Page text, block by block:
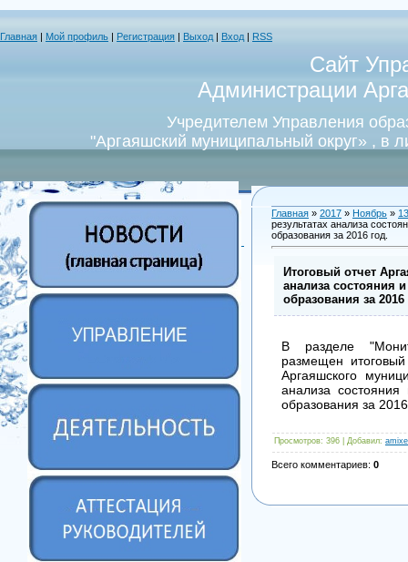
Главная Мой профиль Регистрация Выход Вход RSS
Сайт
Администрации
Учредителем Управления
"Аргаяшский муниципальный округ» , в
Главная » 2017 » Ноябрь » 13
результатах анализа
образования за 2016 год.
Итоговый отчет
анализа состояния
образования за 2016
В разделе
размещен
Аргаяшского
анализа
образования за
Просмотров: 396 | Добавил:
Всего комментариев: 0